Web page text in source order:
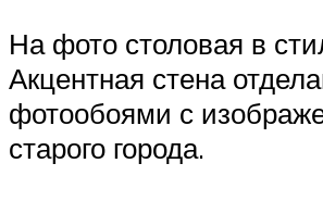
На фото столовая в
Акцентная стена
фотообоями с
старого города.